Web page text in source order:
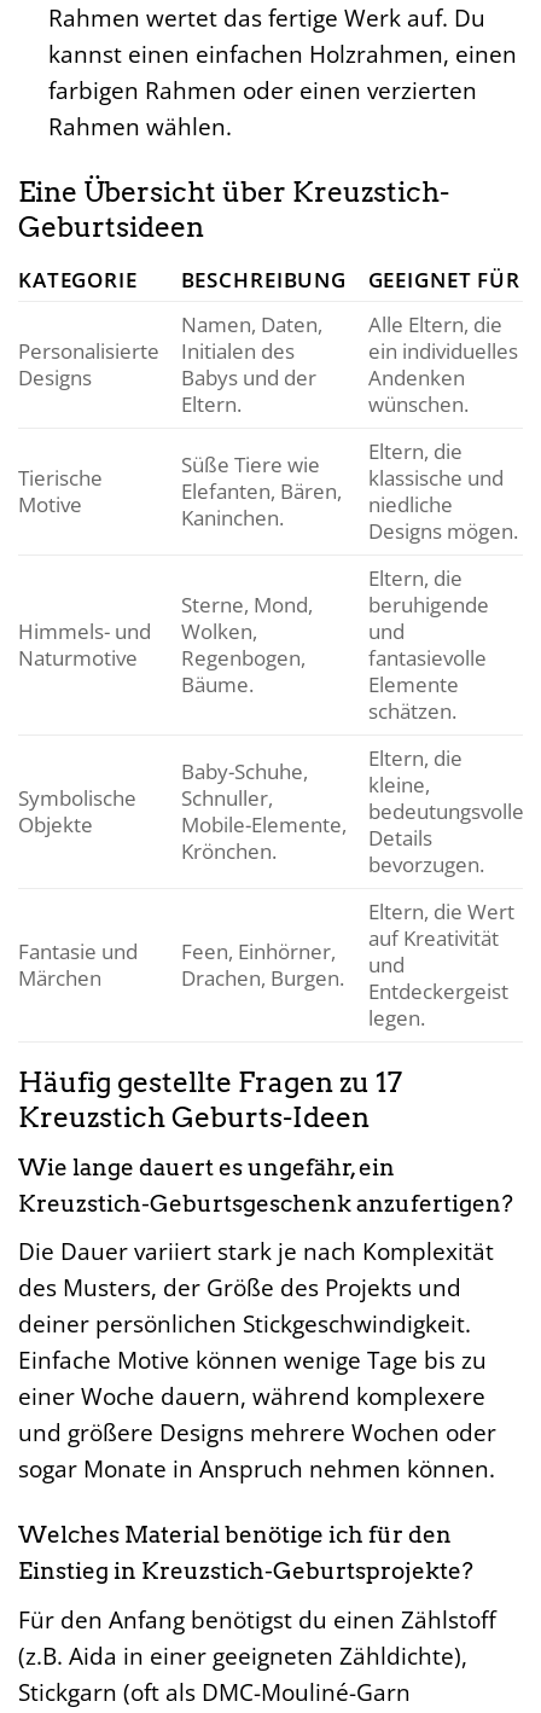
Rahmen wertet das fertige Werk auf. Du
kannst einen einfachen Holzrahmen, einen
farbigen Rahmen oder einen verzierten
Rahmen wählen.
Eine Übersicht über Kreuzstich-
Geburtsideen
KATEGORIE BESCHREIBUNG GEEIGNET FÜR
Personalisierte
Designs
Namen, Daten,
Initialen des
Babys und der
Eltern.
Alle Eltern, die
ein individuelles
Andenken
wünschen.
Tierische
Motive
Süße Tiere wie
Elefanten, Bären,
Kaninchen.
Eltern, die
klassische und
niedliche
Designs mögen.
Himmels- und
Naturmotive
Sterne, Mond,
Wolken,
Regenbogen,
Bäume.
Eltern, die
beruhigende
und
fantasievolle
Elemente
schätzen.
Symbolische
Objekte
Baby-Schuhe,
Schnuller,
Mobile-Elemente,
Krönchen.
Eltern, die
kleine,
bedeutungsvolle
Details
bevorzugen.
Fantasie und
Märchen
Feen, Einhörner,
Drachen, Burgen.
Eltern, die Wert
auf Kreativität
und
Entdeckergeist
legen.
Häufig gestellte Fragen zu 17
Kreuzstich Geburts-Ideen
Wie lange dauert es ungefähr, ein
Kreuzstich-Geburtsgeschenk anzufertigen?
Die Dauer variiert stark je nach Komplexität
des Musters, der Größe des Projekts und
deiner persönlichen Stickgeschwindigkeit.
Einfache Motive können wenige Tage bis zu
einer Woche dauern, während komplexere
und größere Designs mehrere Wochen oder
sogar Monate in Anspruch nehmen können.
Welches Material benötige ich für den
Einstieg in Kreuzstich-Geburtsprojekte?
Für den Anfang benötigst du einen Zählstoff
(z.B. Aida in einer geeigneten Zähldichte),
Stickgarn (oft als DMC-Mouliné-Garn